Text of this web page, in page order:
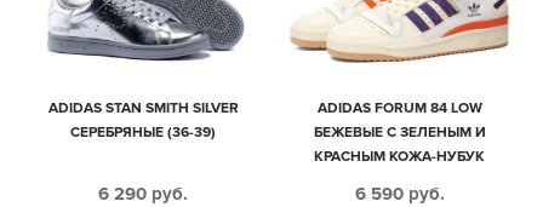
ADIDAS STAN SMITH SILVER
СЕРЕБРЯНЫЕ (36-39)
6 290 руб.
ADIDAS FORUM 84 LOW
БЕЖЕВЫЕ С ЗЕЛЕНЫМ И
КРАСНЫМ КОЖА-НУБУК
6 590 руб.